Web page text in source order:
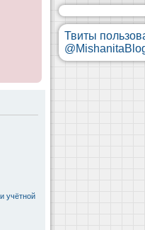
учётной
Твиты